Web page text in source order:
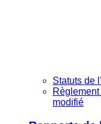
Statuts de
modifié